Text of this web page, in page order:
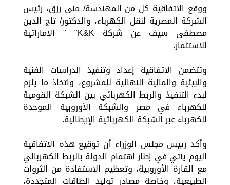
ووقع الاتفاقية كل من المهندسة/ منى رزق، رئيس
الشركة المصرية لنقل الكهرباء، والدكتور/ تاج الدين
مصطفى سيف عن شركة K&K" " الاماراتية
للاستثمار.
وتتضمن الاتفاقية إعداد وتنفيذ الدراسات الفنية
والبيئية والمالية النهائية للمشروع، واتخاذ ما يلزم
لبدء التنفيذ والربط الكهربائي بين الشبكة القومية
للكهرباء في مصر والشبكة الأوروبية الموحدة
للكهرباء عبر الشبكة الكهربائية الإيطالية.
وأكد رئيس مجلس الوزراء أن توقيع هذه الاتفاقية
اليوم يأتي في إطار اهتمام الدولة بالربط الكهربائي
مع القارة الأوروبية، وتعظيم الاستفادة من الثروات
الطبيعية، وخاصة مصادر توليد الطاقات المتجددة،